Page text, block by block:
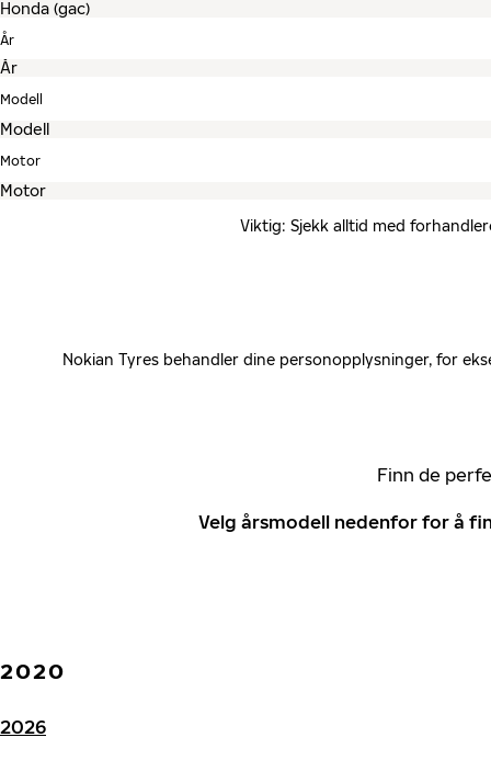
År
Modell
Motor
Viktig: Sjekk alltid med
Nokian Tyres behandler dine personopplysninger, for
Finn de
Velg årsmodell nedenfor for å
2020
2026